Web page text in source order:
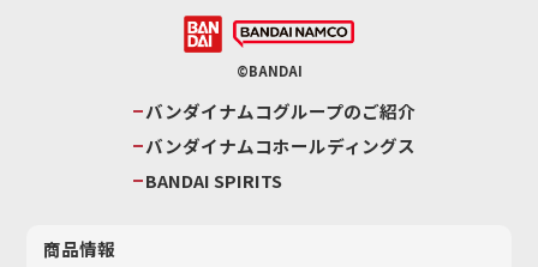
©BANDAI
バンダイナムコグループのご紹介
バンダイナムコホールディングス
BANDAI SPIRITS
商品情報